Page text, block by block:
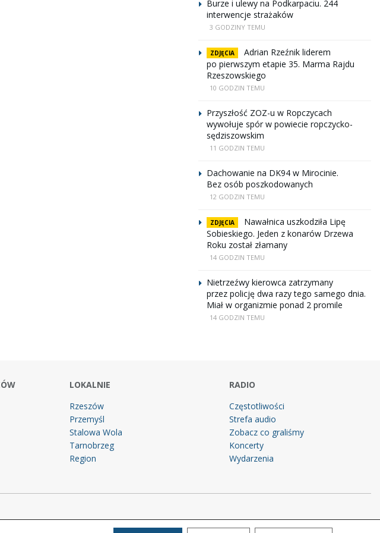
Burze i ulewy na Podkarpaciu. 244
interwencje strażaków
3 GODZINY TEMU
ZDJĘCIA
Adrian Rzeźnik liderem
po pierwszym etapie 35. Marma Rajdu
Rzeszowskiego
10 GODZIN TEMU
Przyszłość ZOZ-u w Ropczycach
wywołuje spór w powiecie ropczycko-
sędziszowskim
11 GODZIN TEMU
Dachowanie na DK94 w Mirocinie.
Bez osób poszkodowanych
12 GODZIN TEMU
ZDJĘCIA
Nawałnica uszkodziła Lipę
Sobieskiego. Jeden z konarów Drzewa
Roku został złamany
14 GODZIN TEMU
Nietrzeźwy kierowca zatrzymany
przez policję dwa razy tego samego dnia.
Miał w organizmie ponad 2 promile
14 GODZIN TEMU
LOKALNIE
Rzeszów
Przemyśl
Stalowa Wola
Tarnobrzeg
Region
RADIO
Częstotliwości
Strefa audio
Zobacz co graliśmy
Koncerty
Wydarzenia